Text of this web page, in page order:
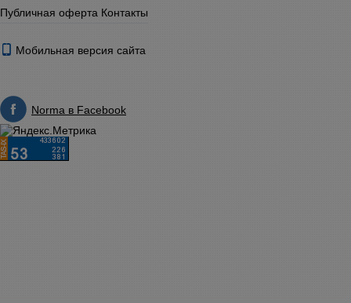
Публичная оферта Контакты
Мобильная версия сайта
Norma в Facebook